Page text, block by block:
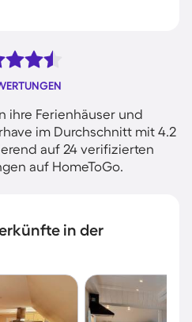
ihre Ferienhäuser und
im Durchschnitt mit 4.2
auf 24 verifizierten
auf HomeToGo.
in der